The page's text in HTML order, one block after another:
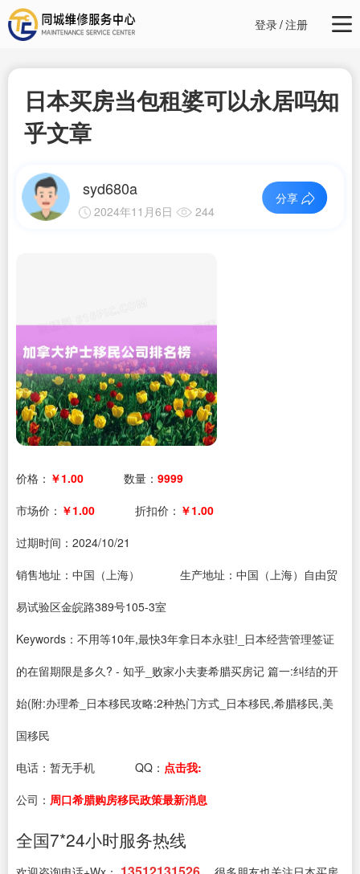
登录/注册
日本买房当包租婆可以永居吗知
乎文章
syd680a
2024年11月6日 244
分享
价格： ￥1.00 数量： 9999
市场价： ￥1.00 折扣价： ￥1.00
过期时间： 2024/10/21
销售地址：中国（上海）
生产地址：中国（上海）自由贸
易试验区金皖路389号105-3室
Keywords：不用等10年,最快3年拿日本永驻!_日本经营管理签证
的在留期限是多久? - 知乎_败家小夫妻希腊买房记 篇一:纠结的开
始(附:办理希_日本移民攻略:2种热门方式_日本移民,希腊移民,美
国移民
电话： 暂无手机 QQ： 点击我:
公司： 周口希腊购房移民政策最新消息
全国7*24小时服务热线